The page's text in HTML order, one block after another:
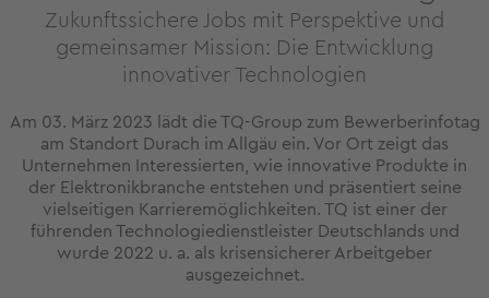
Zukunftssichere Jobs mit Perspektive und
gemeinsamer Mission: Die Entwicklung
innovativer Technologien
Am 03. März 2023 lädt die TQ-Group zum Bewerberinfotag
am Standort Durach im Allgäu ein. Vor Ort zeigt das
Unternehmen Interessierten, wie innovative Produkte in
der Elektronikbranche entstehen und präsentiert seine
vielseitigen Karrieremöglichkeiten. TQ ist einer der
führenden Technologiedienstleister Deutschlands und
wurde 2022 u. a. als krisensicherer Arbeitgeber
ausgezeichnet.